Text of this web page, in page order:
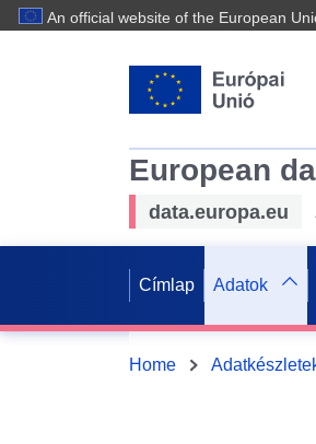
An official website of the European
European
data.europa.eu
Címlap Adatok
Home